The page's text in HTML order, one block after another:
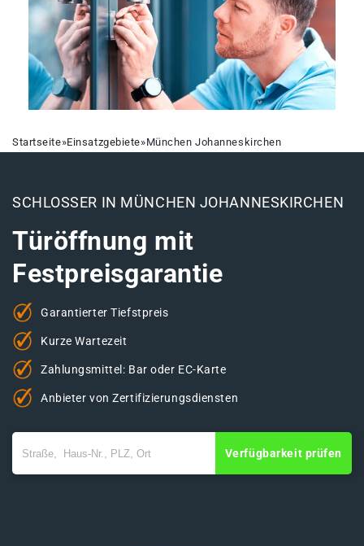
Startseite»Einsatzgebiete»München Johanneskirchen
SCHLOSSER IN MÜNCHEN JOHANNESKIRCHEN
Türöffnung mit
Festpreisgarantie
Garantierter Tiefstpreis
Kurze Wartezeit
Zahlungsmittel: Bar oder EC-Karte
Anbieter von Zertifizierungsdiensten
Verfügbarkeit prüfen